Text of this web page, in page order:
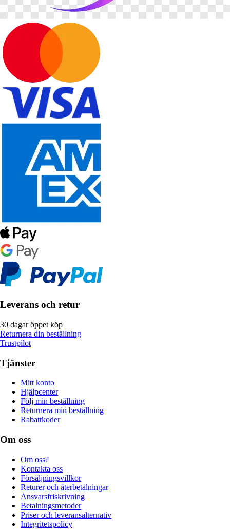
Leverans och retur
30 dagar öppet köp
Returnera din beställning
Trustpilot
Tjänster
Mitt konto
Hjälpcenter
Följ min beställning
Returnera min beställning
Rabattkoder
Om oss
Om oss?
Kontakta oss
Försäljningsvillkor
Returer och återbetalningar
Ansvarsfriskrivning
Betalningsmetoder
Priser och leveransalternativ
Integritetspolicy